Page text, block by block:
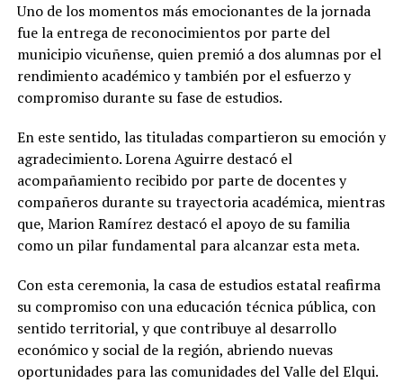
Uno de los momentos más emocionantes de la jornada
fue la entrega de reconocimientos por parte del
municipio vicuñense, quien premió a dos alumnas por el
rendimiento académico y también por el esfuerzo y
compromiso durante su fase de estudios.
En este sentido, las tituladas compartieron su emoción y
agradecimiento. Lorena Aguirre destacó el
acompañamiento recibido por parte de docentes y
compañeros durante su trayectoria académica, mientras
que, Marion Ramírez destacó el apoyo de su familia
como un pilar fundamental para alcanzar esta meta.
Con esta ceremonia, la casa de estudios estatal reafirma
su compromiso con una educación técnica pública, con
sentido territorial, y que contribuye al desarrollo
económico y social de la región, abriendo nuevas
oportunidades para las comunidades del Valle del Elqui.